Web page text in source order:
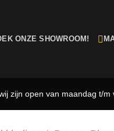
ONZE SHOWROOM!
zijn open van maandag t/